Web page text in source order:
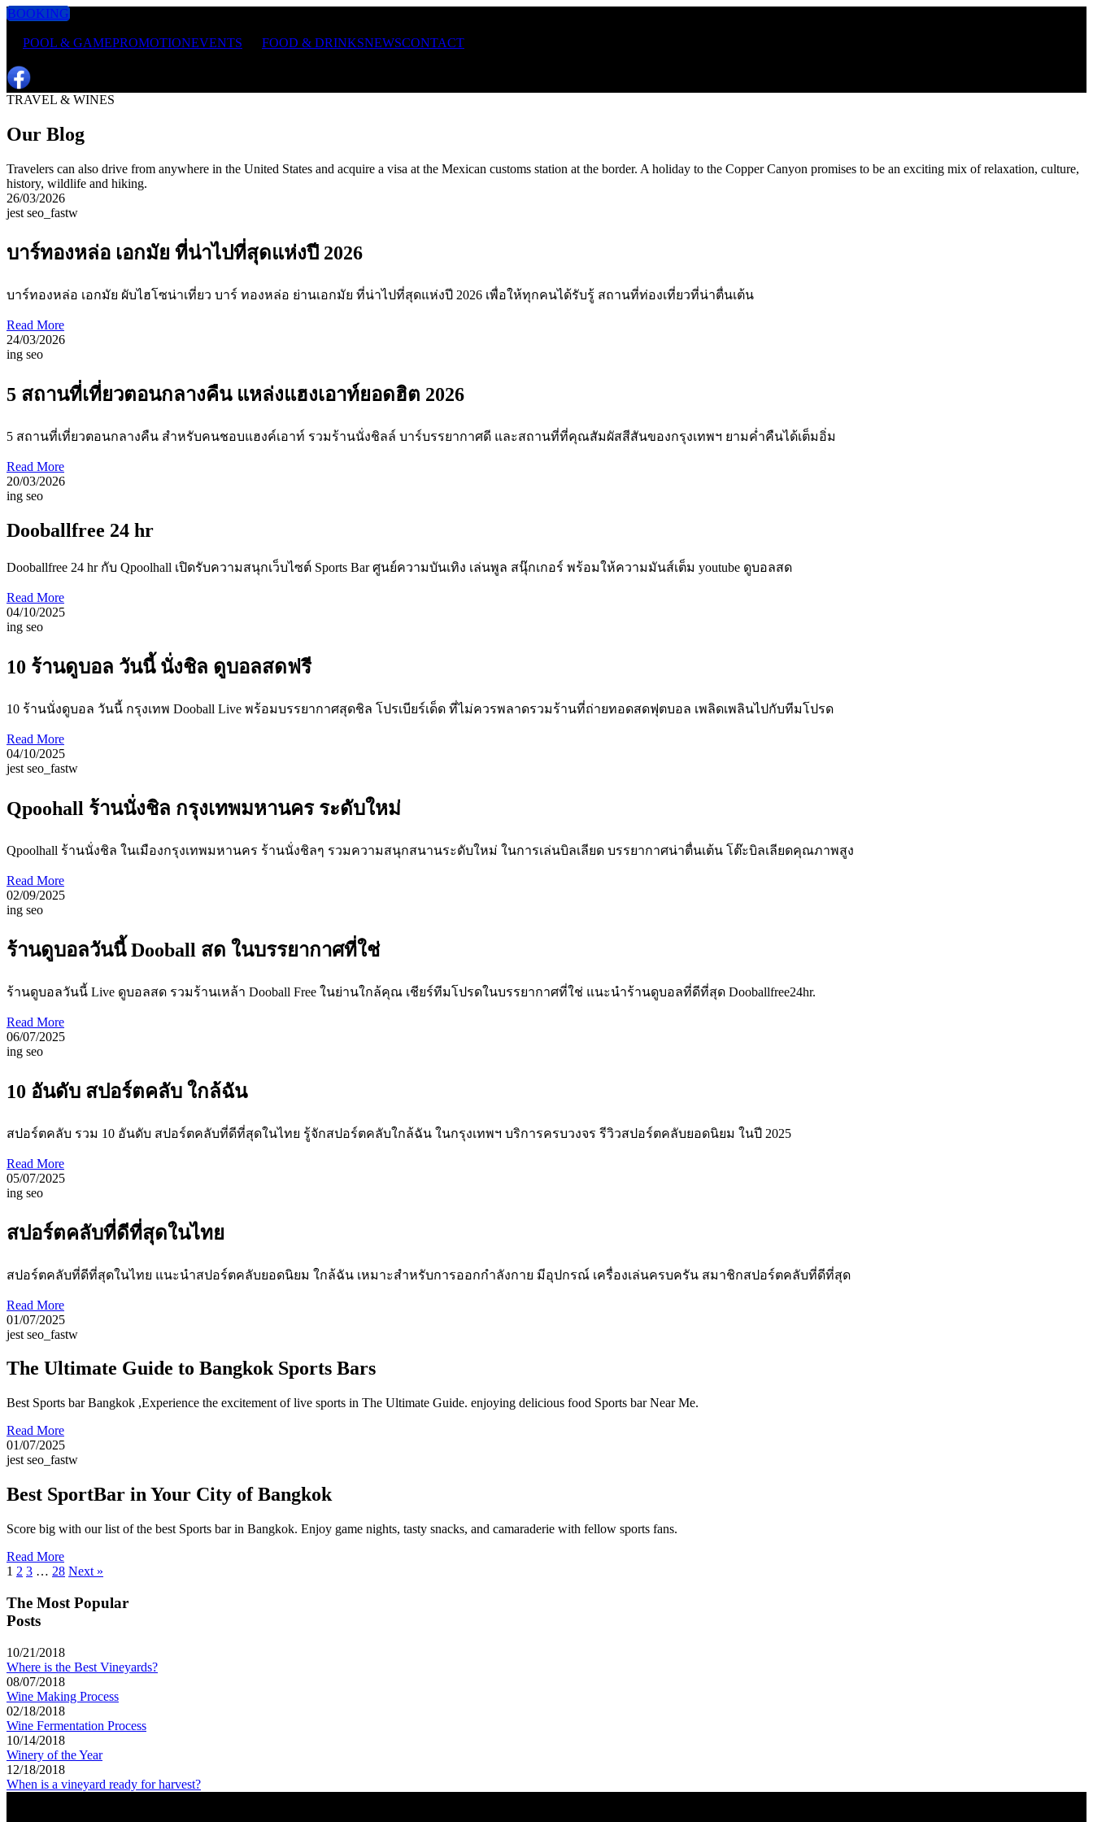
BOOKING
POOL & GAMEPROMOTIONEVENTS FOOD & DRINKSNEWSCONTACT
TRAVEL & WINES
Our Blog
Travelers can also drive from anywhere in the United States and acquire a visa at the Mexican customs station at the border. A holiday to the Copper Canyon promises to be an exciting mix of relaxation, culture,
history, wildlife and hiking.
26/03/2026
jest seo_fastw
บาร์ทองหล่อ เอกมัย ที่น่าไปที่สุดแห่งปี 2026
บาร์ทองหล่อ เอกมัย ผับไฮโซน่าเที่ยว บาร์ ทองหล่อ ย่านเอกมัย ที่น่าไปที่สุดแห่งปี 2026 เพื่อให้ทุกคนได้รับรู้ สถานที่ท่องเที่ยวที่น่าตื่นเต้น
Read More
24/03/2026
ing seo
5 สถานที่เที่ยวตอนกลางคืน แหล่งแฮงเอาท์ยอดฮิต 2026
5 สถานที่เที่ยวตอนกลางคืน สำหรับคนชอบแฮงค์เอาท์ รวมร้านนั่งชิลล์ บาร์บรรยากาศดี และสถานที่ที่คุณสัมผัสสีสันของกรุงเทพฯ ยามค่ำคืนได้เต็มอิ่ม
Read More
20/03/2026
ing seo
Dooballfree 24 hr
Dooballfree 24 hr กับ Qpoolhall เปิดรับความสนุกเว็บไซต์ Sports Bar ศูนย์ความบันเทิง เล่นพูล สนุ๊กเกอร์ พร้อมให้ความมันส์เต็ม youtube ดูบอลสด
Read More
04/10/2025
ing seo
10 ร้านดูบอล วันนี้ นั่งชิล ดูบอลสดฟรี
10 ร้านนั่งดูบอล วันนี้ กรุงเทพ Dooball Live พร้อมบรรยากาศสุดชิล โปรเบียร์เด็ด ที่ไม่ควรพลาดรวมร้านที่ถ่ายทอดสดฟุตบอล เพลิดเพลินไปกับทีมโปรด
Read More
04/10/2025
jest seo_fastw
Qpoohall ร้านนั่งชิล กรุงเทพมหานคร ระดับใหม่
Qpoolhall ร้านนั่งชิล ในเมืองกรุงเทพมหานคร ร้านนั่งชิลๆ รวมความสนุกสนานระดับใหม่ ในการเล่นบิลเลียด บรรยากาศน่าตื่นเต้น โต๊ะบิลเลียดคุณภาพสูง
Read More
02/09/2025
ing seo
ร้านดูบอลวันนี้ Dooball สด ในบรรยากาศที่ใช่
ร้านดูบอลวันนี้ Live ดูบอลสด รวมร้านเหล้า Dooball Free ในย่านใกล้คุณ เชียร์ทีมโปรดในบรรยากาศที่ใช่ แนะนำร้านดูบอลที่ดีที่สุด Dooballfree24hr.
Read More
06/07/2025
ing seo
10 อันดับ สปอร์ตคลับ ใกล้ฉัน
สปอร์ตคลับ รวม 10 อันดับ สปอร์ตคลับที่ดีที่สุดในไทย รู้จักสปอร์ตคลับใกล้ฉัน ในกรุงเทพฯ บริการครบวงจร รีวิวสปอร์ตคลับยอดนิยม ในปี 2025
Read More
05/07/2025
ing seo
สปอร์ตคลับที่ดีที่สุดในไทย
สปอร์ตคลับที่ดีที่สุดในไทย แนะนำสปอร์ตคลับยอดนิยม ใกล้ฉัน เหมาะสำหรับการออกกำลังกาย มีอุปกรณ์ เครื่องเล่นครบครัน สมาชิกสปอร์ตคลับที่ดีที่สุด
Read More
01/07/2025
jest seo_fastw
The Ultimate Guide to Bangkok Sports Bars
Best Sports bar Bangkok ,Experience the excitement of live sports in The Ultimate Guide. enjoying delicious food Sports bar Near Me.
Read More
01/07/2025
jest seo_fastw
Best SportBar in Your City of Bangkok
Score big with our list of the best Sports bar in Bangkok. Enjoy game nights, tasty snacks, and camaraderie with fellow sports fans.
Read More
1 2 3 … 28 Next »
The Most Popular
Posts
10/21/2018
Where is the Best Vineyards?
08/07/2018
Wine Making Process
02/18/2018
Wine Fermentation Process
10/14/2018
Winery of the Year
12/18/2018
When is a vineyard ready for harvest?